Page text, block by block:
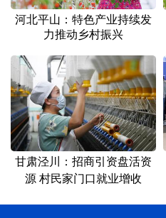
河北平山：特色产业持续发
力推动乡村振兴
甘肃泾川：招商引资盘活资
源 村民家门口就业增收